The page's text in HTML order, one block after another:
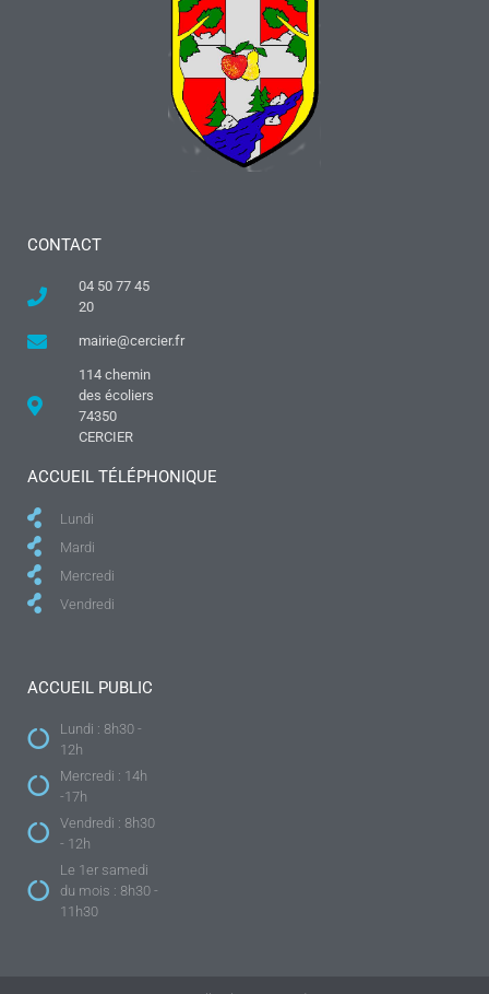
CONTACT
04 50 77 45
20
mairie@cercier.fr
114 chemin
des écoliers
74350
CERCIER
ACCUEIL TÉLÉPHONIQUE
Lundi
Mardi
Mercredi
Vendredi
ACCUEIL PUBLIC
Lundi : 8h30 -
12h
Mercredi : 14h
-17h
Vendredi : 8h30
- 12h
Le 1er samedi
du mois : 8h30 -
11h30